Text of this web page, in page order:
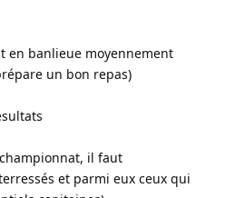
en banlieue moyennement
un bon repas)
il faut
et parmi eux ceux qui